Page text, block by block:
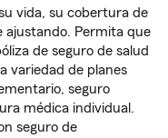
vida, su cobertura de
ajustando. Permita que
de seguro de salud
variedad de planes
seguro
médica individual.
seguro de